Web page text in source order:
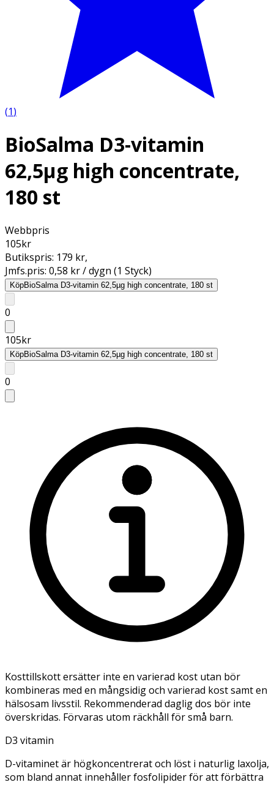
(1)
BioSalma D3-vitamin
62,5µg high concentrate,
180 st
Webbpris
105kr
Butikspris: 179 kr,
Jmfs.pris: 0,58 kr / dygn (1 Styck)
KöpBioSalma D3-vitamin 62,5µg high concentrate, 180 st
0
105kr
KöpBioSalma D3-vitamin 62,5µg high concentrate, 180 st
0
Kosttillskott ersätter inte en varierad kost utan bör
kombineras med en mångsidig och varierad kost samt en
hälsosam livsstil. Rekommenderad daglig dos bör inte
överskridas. Förvaras utom räckhåll för små barn.
D3 vitamin
D-vitaminet är högkoncentrerat och löst i naturlig laxolja,
som bland annat innehåller fosfolipider för att förbättra